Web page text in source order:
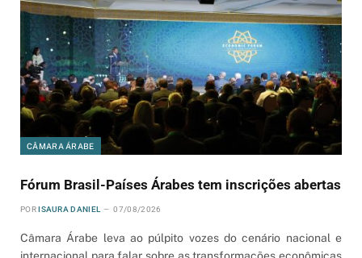
CÂMARA ÁRABE
Fórum Brasil-Países Árabes tem inscrições abertas
POR ISAURA DANIEL 07/08/2026
Câmara Árabe leva ao púlpito vozes do cenário nacional e